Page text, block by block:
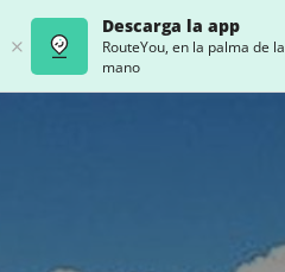
Descarga la app
RouteYou, en la palma de la
mano